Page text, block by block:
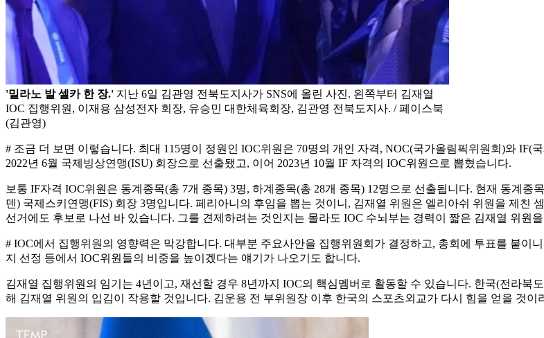
'밀라노 발 셀카 한 장.' 지난 6일 김관영 전북도지사가 SNS에 올린 사진. 왼쪽부터 김재열
IOC 집행위원, 이재용 삼성전자 회장, 유승민 대한체육회장, 김관영 전북도지사. / 페이스북
(김관영)
# 조금 더 보면 이렇습니다. 최대 115명이 정원인 IOC위원은 70명의 개인 자격, NOC(국가올림픽위원회)와
2022년 6월 국제빙상연맹(ISU) 회장으로 선출됐고, 이어 2023년 10월 IF 자격의 IOC위원으로 뽑혔습니다.
보통 IF자격 IOC위원은 동계종목(총 7개 종목) 3명, 하계종목(총 28개 종목) 12명으로 선출됩니다. 현재 동계
덴) 국제스키연맹(FIS) 회장 3명입니다. 페리아니의 후임을 뽑는 것이니, 김재열 위원은 엘리아쉬 위원을 제친
선거에도 후보로 나선 바 있습니다. 그를 견제하려는 것인지는 몰라도 IOC 수뇌부는 경력이 짧은 김재열 위원
# IOC에서 집행위원의 영향력은 막강합니다. 대부분 주요사안을 집행위원회가 결정하고, 총회에 투표를 붙이
지 선정 등에서 IOC위원들의 비중을 높이겠다는 얘기가 나오기도 합니다.
김재열 집행위원의 임기는 4년이고, 재선할 경우 8년까지 IOC의 핵심멤버로 활동할 수 있습니다. 한국(전라북
해 김재열 위원의 입김이 작용할 것입니다. 김운용 전 부위원장 이후 한국의 스포츠외교가 다시 힘을 얻을 것이